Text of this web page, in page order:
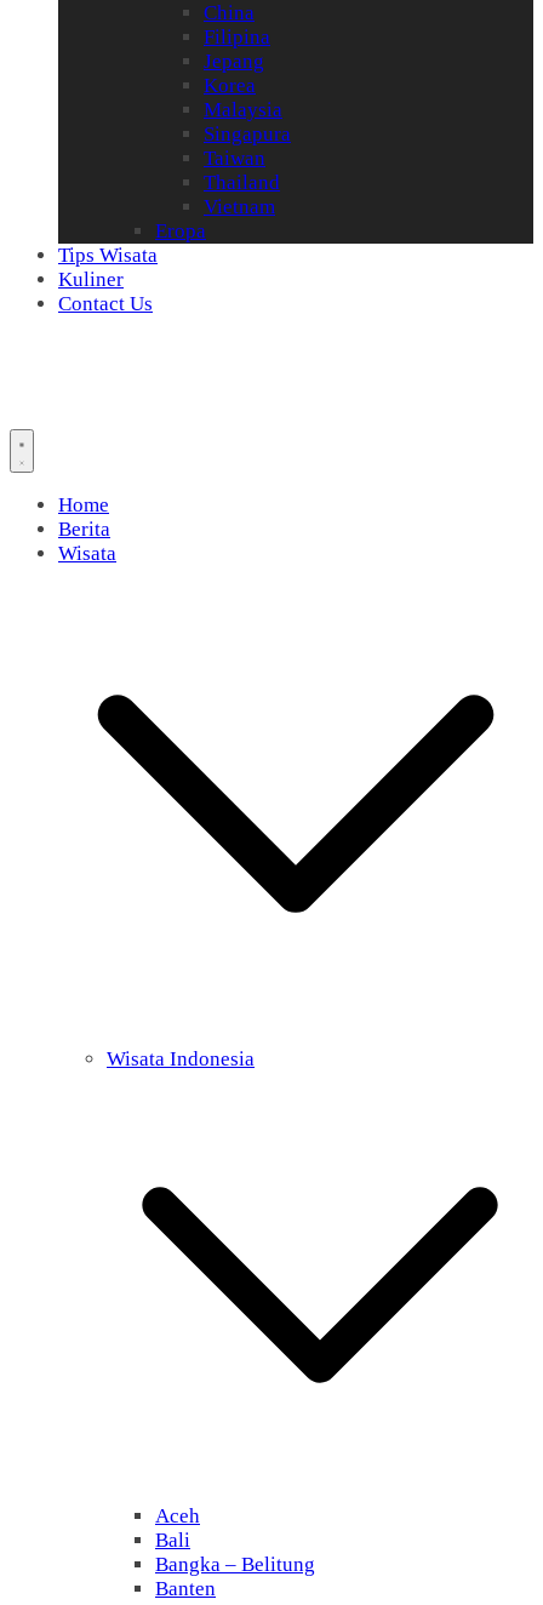
China
Filipina
Jepang
Korea
Malaysia
Singapura
Taiwan
Thailand
Vietnam
Eropa
Tips Wisata
Kuliner
Contact Us
Home
Berita
Wisata
Wisata Indonesia
Aceh
Bali
Bangka – Belitung
Banten